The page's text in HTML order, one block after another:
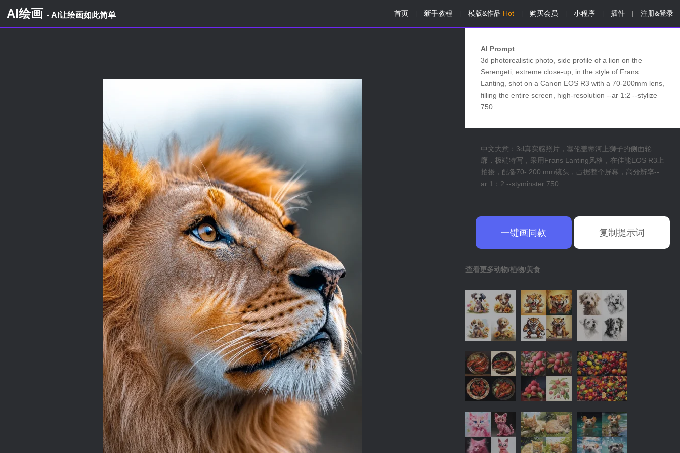
AI绘画 - AI让绘画如此简单 首页 新手教程 模版&作品 Hot 购买会员 小程序 插件 注册&登录
AI Prompt
3d photorealistic photo, side profile of a lion on the
Serengeti, extreme close-up, in the style of Frans
Lanting, shot on a Canon EOS R3 with a 70-200mm lens,
filling the entire screen, high-resolution --ar 1:2 --stylize
750
中文大意：3d真实感照片，塞伦盖蒂河上狮子的侧面轮
廓，极端特写，采用Frans Lanting风格，在佳能EOS R3上
拍摄，配备70- 200 mm镜头，占据整个屏幕，高分辨率--
ar 1：2 --styminster 750
一键画同款 复制提示词
查看更多动物/植物/美食